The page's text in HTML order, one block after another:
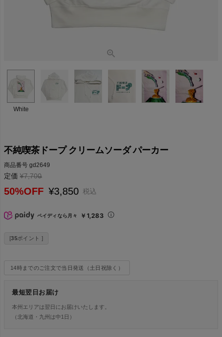
White
不純喫茶ドープ クリームソーダ パーカー
商品番号 gd2649
定価 ¥7,700
→
50%OFF ¥3,850 税込
ペイディなら月々 ￥1,283
[35ポイント ]
14時までのご注文で当日発送（土日祝除く）
最短翌日お届け
本州エリアは翌日にお届けいたします。
（北海道・九州は中1日）